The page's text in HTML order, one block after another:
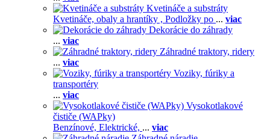
Kvetináče a substráty
Kvetináče, obaly a hrantíky , Podložky po ... viac
Dekorácie do záhrady
... viac
Záhradné traktory, ridery
... viac
Voziky, fúriky a
transportéry
... viac
Vysokotlakové
čističe (WAPky)
Benzínové, Elektrické, ... viac